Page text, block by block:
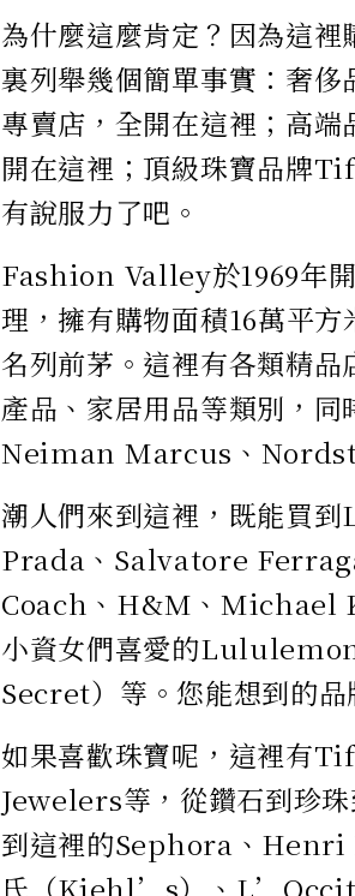
為什麼這麼肯定？因為這
裏列舉幾個簡單事實：奢
專賣店，全開在這裡；高
開在這裡；頂級珠寶品牌
有說服力了吧。
Fashion Valley於1969年
理，擁有購物面積16萬平
名列前茅。這裡有各類精
產品、家居用品等類別，
Neiman Marcus、
潮人們來到這裡，既能買
Prada、Salvatore
Coach、H&M、Michael
小資女們喜愛的
Secret）等。您能想到的品
如果喜歡珠寶呢，這裡有
Jewelers等，從鑽石到珍
到這裡的Sephora、Henri
氏（Kiehl’s）、